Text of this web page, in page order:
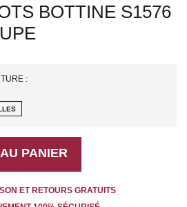
BOTTINE S1576
:
PANIER
ET RETOURS GRATUITS